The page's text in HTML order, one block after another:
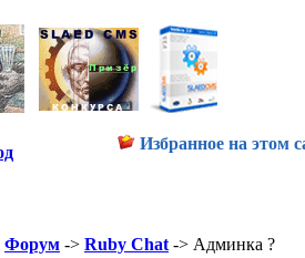
Избранное на этом
Форум -> Ruby Chat -> Админка ?